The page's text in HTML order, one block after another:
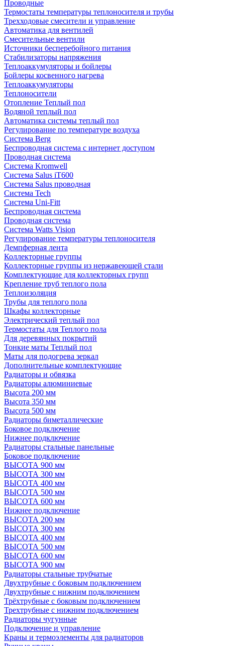
Проводные
Термостаты температуры теплоносителя и трубы
Трехходовые смесители и управление
Автоматика для вентилей
Смесительные вентили
Источники бесперебойного питания
Стабилизаторы напряжения
Теплоаккумуляторы и бойлеры
Бойлеры косвенного нагрева
Теплоаккумуляторы
Теплоносители
Отопление Теплый пол
Водяной теплый пол
Автоматика системы теплый пол
Регулирование по температуре воздуха
Система Berg
Беспроводная система с интернет доступом
Проводная система
Система Kromwell
Система Salus iT600
Система Salus проводная
Система Tech
Система Uni-Fitt
Беспроводная система
Проводная система
Система Watts Vision
Регулирование температуры теплоносителя
Демпферная лента
Коллекторные группы
Коллекторные группы из нержавеющей стали
Комплектующие для коллекторных групп
Крепление труб теплого пола
Теплоизоляция
Трубы для теплого пола
Шкафы коллекторные
Электрический теплый пол
Термостаты для Теплого пола
Для деревянных покрытий
Тонкие маты Теплый пол
Маты для подогрева зеркал
Дополнительные комплектующие
Радиаторы и обвязка
Радиаторы алюминиевые
Высота 200 мм
Высота 350 мм
Высота 500 мм
Радиаторы биметаллические
Боковое подключение
Нижнее подключение
Радиаторы стальные панельные
Боковое подключение
ВЫСОТА 900 мм
ВЫСОТА 300 мм
ВЫСОТА 400 мм
ВЫСОТА 500 мм
ВЫСОТА 600 мм
Нижнее подключение
ВЫСОТА 200 мм
ВЫСОТА 300 мм
ВЫСОТА 400 мм
ВЫСОТА 500 мм
ВЫСОТА 600 мм
ВЫСОТА 900 мм
Радиаторы стальные трубчатые
Двухтрубные с боковым подключением
Двухтрубные с нижним подключением
Трёхтрубные с боковым подключением
Трехтрубные с нижним подключением
Радиаторы чугунные
Подключение и управление
Краны и термоэлементы для радиаторов